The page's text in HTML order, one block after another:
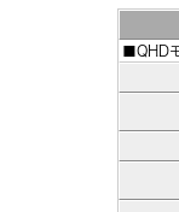
■QHD